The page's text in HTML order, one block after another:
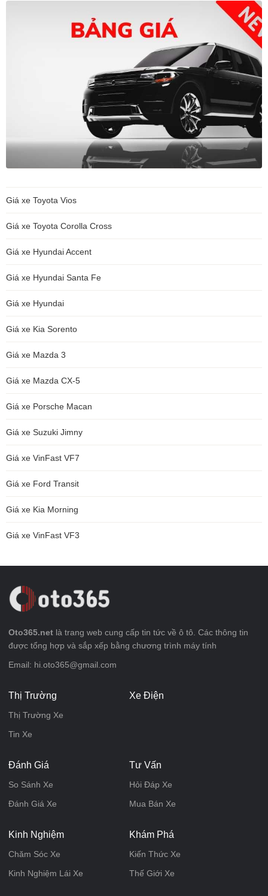
Giá xe Toyota Vios
Giá xe Toyota Corolla Cross
Giá xe Hyundai Accent
Giá xe Hyundai Santa Fe
Giá xe Hyundai
Giá xe Kia Sorento
Giá xe Mazda 3
Giá xe Mazda CX-5
Giá xe Porsche Macan
Giá xe Suzuki Jimny
Giá xe VinFast VF7
Giá xe Ford Transit
Giá xe Kia Morning
Giá xe VinFast VF3
Oto365.net là trang web cung cấp tin tức về ô tô. Các thông tin
được tổng hợp và sắp xếp bằng chương trình máy tính
Email: hi.oto365@gmail.com
Thị Trường
Thị Trường Xe
Tin Xe
Xe Điện
Đánh Giá
So Sánh Xe
Đánh Giá Xe
Tư Vấn
Hỏi Đáp Xe
Mua Bán Xe
Kinh Nghiệm
Chăm Sóc Xe
Kinh Nghiệm Lái Xe
Khám Phá
Kiến Thức Xe
Thế Giới Xe